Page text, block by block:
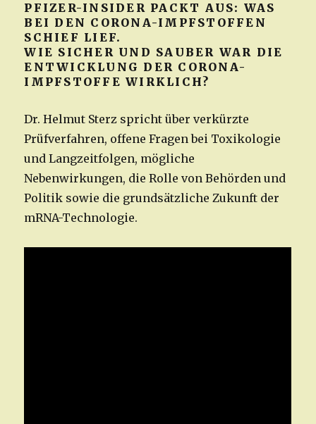
PFIZER-INSIDER PACKT AUS: WAS
BEI DEN CORONA-IMPFSTOFFEN
SCHIEF LIEF.
WIE SICHER UND SAUBER WAR DIE
ENTWICKLUNG DER CORONA-
IMPFSTOFFE WIRKLICH?
Dr. Helmut Sterz spricht über verkürzte
Prüfverfahren, offene Fragen bei Toxikologie
und Langzeitfolgen, mögliche
Nebenwirkungen, die Rolle von Behörden und
Politik sowie die grundsätzliche Zukunft der
mRNA-Technologie.